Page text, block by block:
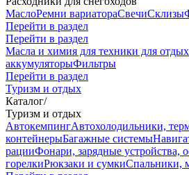
МаслоРемни вариатораСвечиСклизы
Перейти в раздел
Перейти в раздел
Масла и химия для техники для
аккумуляторыФильтры
Перейти в раздел
Туризм и отдых
Каталог/
Туризм и отдых
АвтокемпингАвтохолодильники,
контейнерыБагажные системы
рацииФонари, зарядные устройства,
горелкиРюкзаки и сумкиСпальники,